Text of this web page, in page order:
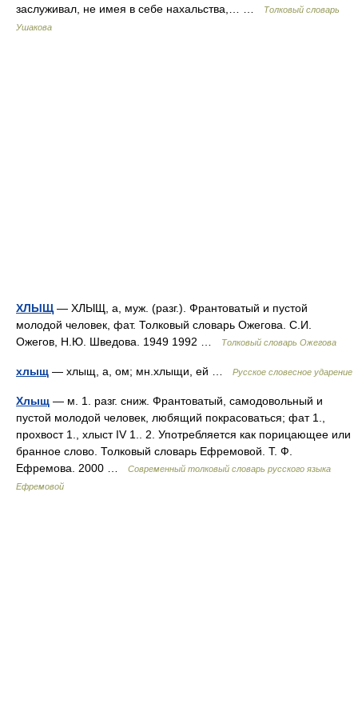
заслуживал, не имея в себе нахальства,… …
Толковый словарь
Ушакова
ХЛЫЩ— ХЛЫЩ, а, муж. (разг.). Франтоватый и пустой
молодой человек, фат. Толковый словарь Ожегова. С.И.
Ожегов, Н.Ю. Шведова. 1949 1992 …
Толковый словарь Ожегова
хлыщ — хлыщ, а, ом; мн.хлыщи, ей … Русское словесное ударение
Хлыщ — м. 1. разг. сниж. Франтоватый, самодовольный и
пустой молодой человек, любящий покрасоваться; фат 1.,
прохвост 1., хлыст IV 1.. 2. Употребляется как порицающее или
бранное слово. Толковый словарь Ефремовой. Т. Ф.
Ефремова. 2000 …
Современный толковый словарь русского языка
Ефремовой